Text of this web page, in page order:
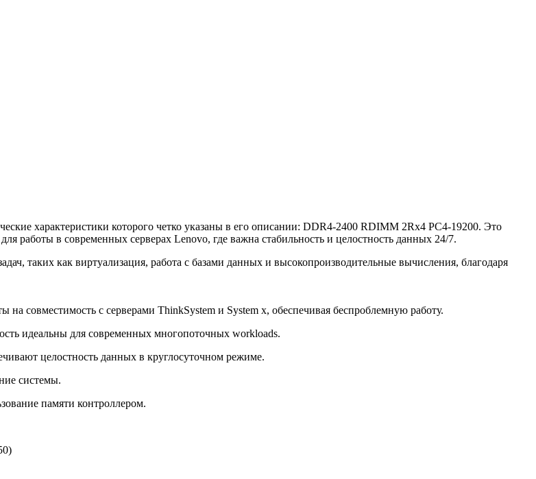
характеристики которого четко указаны в его описании: DDR4-2400 RDIMM 2Rx4 PC4-19200. Это
работы в современных серверах Lenovo, где важна стабильность и целостность данных 24/7.
таких как виртуализация, работа с базами данных и высокопроизводительные вычисления, благодаря
совместимость с серверами ThinkSystem и System x, обеспечивая беспроблемную работу.
идеальны для современных многопоточных workloads.
целостность данных в круглосуточном режиме.
системы.
памяти контроллером.